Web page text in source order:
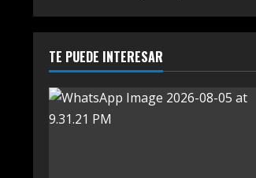
TE PUEDE INTERESAR